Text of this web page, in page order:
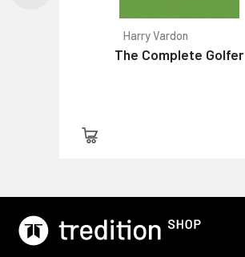
Harry Vardon
The Complete Golfer